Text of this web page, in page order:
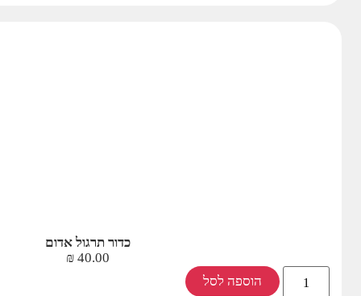
כדור תרגול אדום
40.00
₪
הוספה לסל